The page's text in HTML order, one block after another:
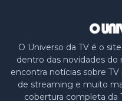
O Universo da TV é o
dentro das novidades do
encontra notícias sobre
de streaming e muito
cobertura completa da